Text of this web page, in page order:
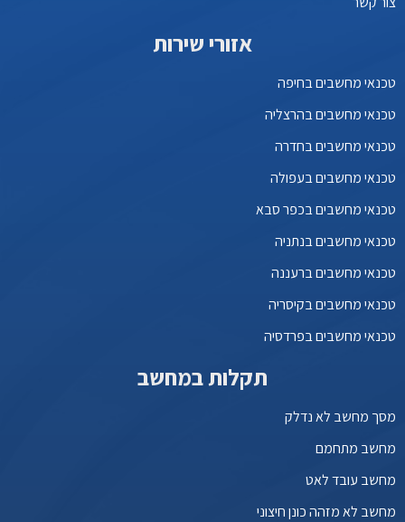
אזורי שירות
טכנאי מחשבים בחיפה
טכנאי מחשבים בהרצליה
טכנאי מחשבים בחדרה
טכנאי מחשבים בעפולה
טכנאי מחשבים בכפר סבא
טכנאי מחשבים בנתניה
טכנאי מחשבים ברעננה
טכנאי מחשבים בקיסריה
טכנאי מחשבים בפרדסיה
תקלות במחשב
מסך מחשב לא נדלק
מחשב מתחמם
מחשב עובד לאט
מחשב לא מזהה כונן חיצוני